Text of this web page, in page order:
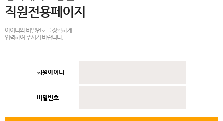
직원전용페이지
아이디와 비밀번호를 정확하게
입력하여 주시기 바랍니다.
회원아이디
비밀번호